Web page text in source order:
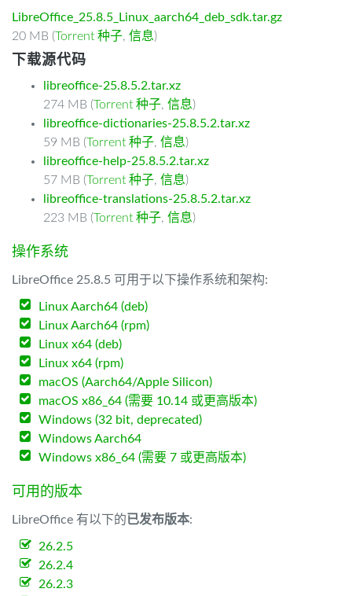
LibreOffice_25.8.5_Linux_aarch64_deb_sdk.tar.gz
20 MB (Torrent 种子, 信息)
下载源代码
libreoffice-25.8.5.2.tar.xz
274 MB (Torrent 种子, 信息)
libreoffice-dictionaries-25.8.5.2.tar.xz
59 MB (Torrent 种子, 信息)
libreoffice-help-25.8.5.2.tar.xz
57 MB (Torrent 种子, 信息)
libreoffice-translations-25.8.5.2.tar.xz
223 MB (Torrent 种子, 信息)
操作系统
LibreOffice 25.8.5 可用于以下操作系统和架构:
Linux Aarch64 (deb)
Linux Aarch64 (rpm)
Linux x64 (deb)
Linux x64 (rpm)
macOS (Aarch64/Apple Silicon)
macOS x86_64 (需要 10.14 或更高版本)
Windows (32 bit, deprecated)
Windows Aarch64
Windows x86_64 (需要 7 或更高版本)
可用的版本
LibreOffice 有以下的已发布版本:
26.2.5
26.2.4
26.2.3